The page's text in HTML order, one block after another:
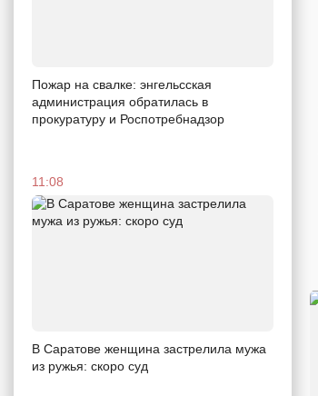
Пожар на свалке: энгельсская
администрация обратилась в
прокуратуру и Роспотребнадзор
11:08
В Саратове женщина застрелила мужа
из ружья: скоро суд